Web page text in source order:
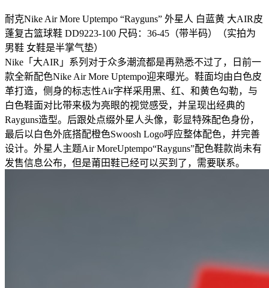
耐克Nike Air More Uptempo “Rayguns” 外星人 白蓝黄 大AIR皮
蓬复古篮球鞋 DD9223-100 尺码：36-45（带半码）（实拍为
男鞋 女鞋是半掌气垫）
Nike「大AIR」系列对于众多潮流都是再熟悉不过了，日前一
款全新配色Nike Air More Uptempo迎来曝光。鞋面均由白色皮
革打造，侧身的标志性Air字样采用黑、红、和黄色勾勒，与
白色鞋面对比带来极为亮眼的视觉感受，并呈现出经典的
Rayguns造型。后跟处点缀外星人头像，彰显特殊配色身份，
最后以白色外底搭配橙色Swoosh Logo呼应整体配色，并完善
设计。外星人主题Air MoreUptempo“Rayguns”配色鞋款尚未有
发售信息公布，但是莆田鞋已经可以买到了，需要联系。